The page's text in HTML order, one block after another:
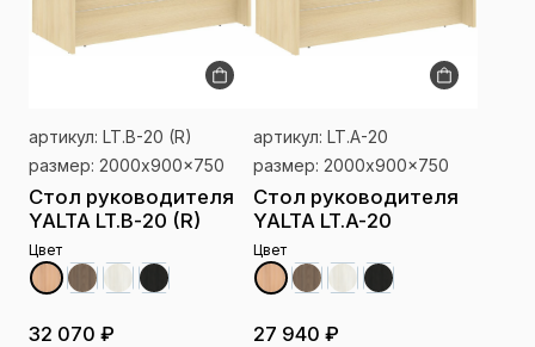
артикул: LT.B-20 (R)
размер: 2000x900x750
Стол руководителя
YALTA LT.B-20 (R)
Цвет
32 070 ₽
артикул: LT.A-20
размер: 2000x900x750
Стол руководителя
YALTA LT.A-20
Цвет
27 940 ₽